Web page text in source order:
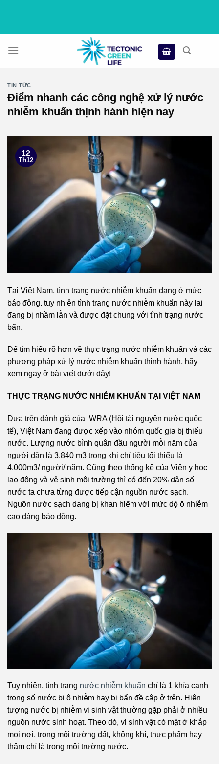
TIN TỨC
Điểm nhanh các công nghệ xử lý nước
nhiễm khuẩn thịnh hành hiện nay
12
Th12
Tại Việt Nam, tình trạng nước nhiễm khuẩn đang ở mức
báo động, tuy nhiên tình trạng nước nhiễm khuẩn này lại
đang bị nhầm lẫn và được đặt chung với tình trạng nước
bẩn.
Để tìm hiểu rõ hơn về thực trạng nước nhiễm khuẩn và các
phương pháp xử lý nước nhiễm khuẩn thịnh hành, hãy
xem ngay ở bài viết dưới đây!
THỰC TRẠNG NƯỚC NHIỄM KHUẨN TẠI VIỆT NAM
Dựa trên đánh giá của IWRA (Hội tài nguyên nước quốc
tế), Việt Nam đang được xếp vào nhóm quốc gia bị thiếu
nước. Lượng nước bình quân đầu người mỗi năm của
người dân là 3.840 m3 trong khi chỉ tiêu tối thiểu là
4.000m3/ người/ năm. Cũng theo thống kê của Viện y học
lao động và vệ sinh môi trường thì có đến 20% dân số
nước ta chưa từng được tiếp cận nguồn nước sạch.
Nguồn nước sạch đang bị khan hiếm với mức độ ô nhiễm
cao đáng báo động.
Tuy nhiên, tình trạng nước nhiễm khuẩn chỉ là 1 khía cạnh
trong số nước bị ô nhiễm hay bị bẩn đề cập ở trên. Hiện
tượng nước bị nhiễm vi sinh vật thường gặp phải ở nhiều
nguồn nước sinh hoạt. Theo đó, vi sinh vật có mặt ở khắp
mọi nơi, trong môi trường đất, không khí, thực phẩm hay
thậm chí là trong môi trường nước.